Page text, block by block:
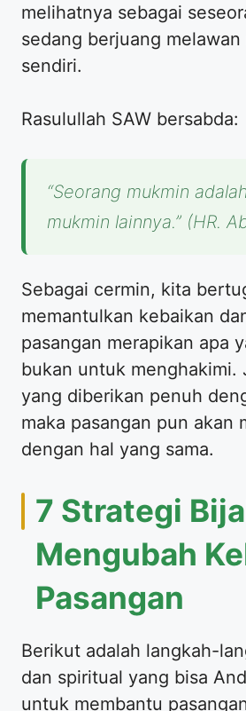
melihatnya sebagai
sedang berjuang melawan
sendiri.
Rasulullah SAW bersabda:
“Seorang mukmin
mukmin lainnya.” (HR.
Sebagai cermin, kita
memantulkan kebaikan
pasangan merapikan apa
bukan untuk menghakimi.
yang diberikan penuh
maka pasangan pun akan
dengan hal yang sama.
7 Strategi
Mengubah
Pasangan
Berikut adalah langkah-
dan spiritual yang bisa
untuk membantu